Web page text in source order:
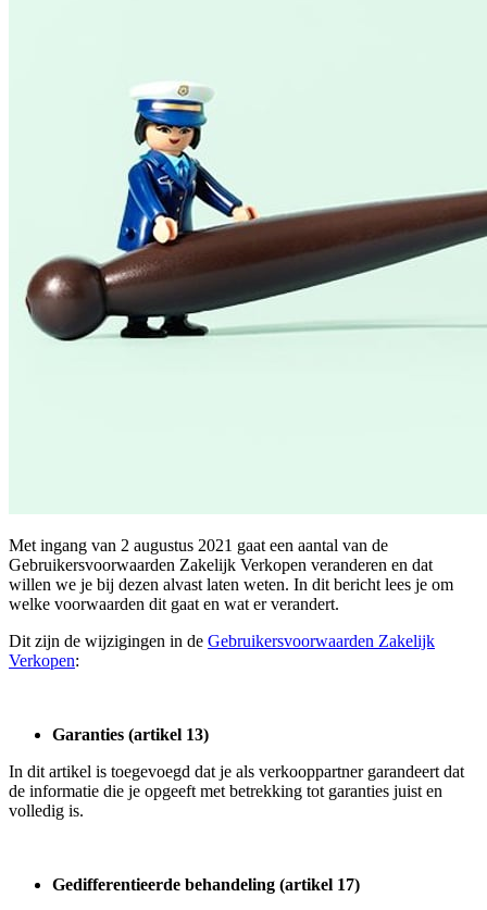
Met ingang van 2 augustus 2021 gaat een aantal van de
Gebruikersvoorwaarden Zakelijk Verkopen veranderen en dat
willen we je bij dezen alvast laten weten. In dit bericht lees je om
welke voorwaarden dit gaat en wat er verandert.
Dit zijn de wijzigingen in de Gebruikersvoorwaarden Zakelijk
Verkopen:
Garanties (artikel 13)
In dit artikel is toegevoegd dat je als verkooppartner garandeert dat
de informatie die je opgeeft met betrekking tot garanties juist en
volledig is.
Gedifferentieerde behandeling (artikel 17)